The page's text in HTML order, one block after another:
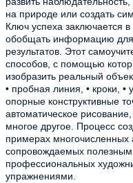
на природе или создать
Ключ успеха заключается в
обобщать информацию
результатов. Этот
способов, с помощью
изобразить реальный
• пробная линия, • кроки,
опорные конструктивные
автоматическое
многое другое. Процесс
примерах многочисленных
сопровождаемых
профессиональных
упражнениями.